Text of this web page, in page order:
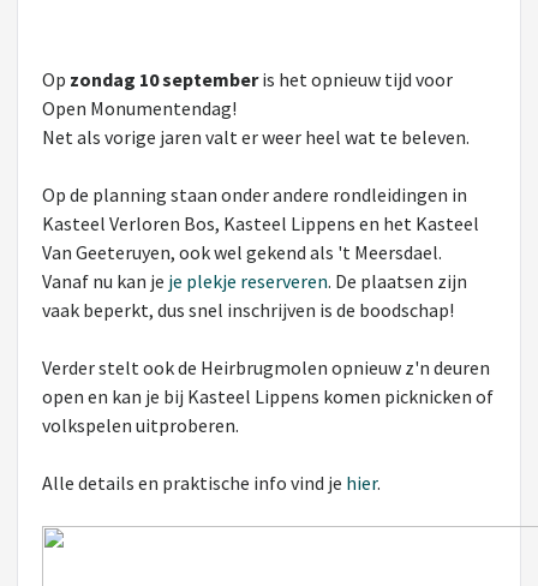
Op zondag 10 septemberis het opnieuw tijd voor
Open Monumentendag!
Net als vorige jaren valt er weer heel wat te beleven.
Op de planning staan onder andere rondleidingen in
Kasteel Verloren Bos, Kasteel Lippens en het Kasteel
Van Geeteruyen, ook wel gekend als 't Meersdael.
Vanaf nu kan je je plekje reserveren. De plaatsen zijn
vaak beperkt, dus snel inschrijven is de boodschap!
Verder stelt ook de Heirbrugmolen opnieuw z'n deuren
open en kan je bij Kasteel Lippens komen picknicken of
volkspelen uitproberen.
Alle details en praktische info vind je hier.